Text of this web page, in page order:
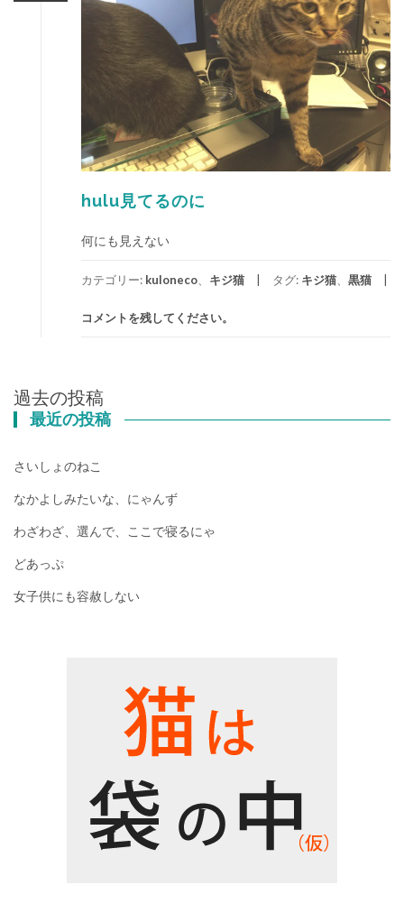
hulu見てるのに
何にも見えない
カテゴリー: kuloneco キジ猫 タグ: キジ猫 黒猫
コメントを残してください。
投
稿
ナ
ビ
ゲ
ー
シ
ョ
ン
過去の投稿
最近の投稿
さいしょのねこ
なかよしみたいな、にゃんず
わざわざ、選んで、ここで寝るにゃ
どあっぷ
女子供にも容赦しない